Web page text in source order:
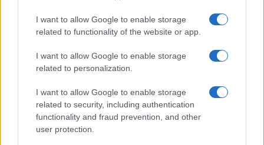
I want to allow Google to enable storage
related to functionality of the website or app.
I want to allow Google to enable storage
related to personalization.
I want to allow Google to enable storage
related to security, including authentication
functionality and fraud prevention, and other
user protection.
Protocolos de seguridad ocular y
consejos para fotografiar eclipses solares
Un eclipse solar es un espectáculo natural que…